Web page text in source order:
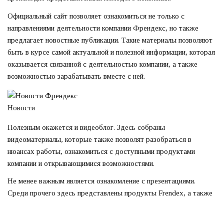
Официальный сайт позволяет ознакомиться не только с
направлениями деятельности компании Френдекс, но также
предлагает новостные публикации. Такие материалы позволяют
быть в курсе самой актуальной и полезной информации, которая
оказывается связанной с деятельностью компании, а также
возможностью зарабатывать вместе с ней.
Новости
Полезным окажется и видеоблог. Здесь собраны
видеоматериалы, которые также позволят разобраться в
нюансах работы, ознакомиться с доступными продуктами
компании и открывающимися возможностями.
Не менее важным является ознакомление с презентациями.
Среди прочего здесь представлены продукты Frendex, а также